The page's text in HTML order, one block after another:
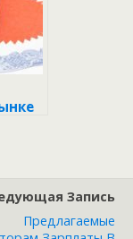
Запись
Предлагаемые